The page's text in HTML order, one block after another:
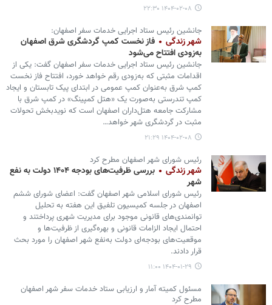
۱۴۰۴-۰۲-۰۸ ۲۲:۳۰
جانشین رئیس ستاد اجرایی خدمات سفر اصفهان:
شهر زندگی
فاز نخست کمپ گردشگری شرق اصفهان
به‌زودی افتتاح می‌شود
جانشین رئیس ستاد اجرایی خدمات سفر اصفهان گفت: یکی از
اقدامات مثبتی که به‌زودی رقم خواهد خورد، افتتاح فاز نخست
کمپ شرق به‌عنوان کمپ عمومی در ابتدای پیک تابستان و ایجاد
کمپ تندرستی به‌صورت یک «هتل کمپینگ» در کمپ شرق با
مشارکت جامعه هتل‌داران اصفهان است که نویدبخش تحولات
مثبت در گردشگری شهر خواهد…
۱۴۰۴-۰۲-۰۸ ۲۱:۲۹
رئیس شورای شهر اصفهان مطرح کرد
شهر زندگی
بررسی ظرفیت‌های بودجه ۱۴۰۴ دولت به نفع
شهر
رئیس شورای اسلامی شهر اصفهان گفت: اعضای شورای ششم
اصفهان در جلسه کمیسیون تلفیق این هفته به تحلیل
توانمندی‌های قانونی موجود برای مدیریت شهری پرداختند و
احتمال ایجاد الزامات قانونی و بهره‌گیری از ظرفیت‌ها و
موقعیت‌های بودجه‌ای دولت به‌نفع شهر اصفهان را مورد بحث
قرار دادند.
۱۴۰۴-۰۱-۲۹ ۱۱:۰۰
مسئول کمیته آمار و ارزیابی ستاد خدمات سفر شهر اصفهان
مطرح کرد